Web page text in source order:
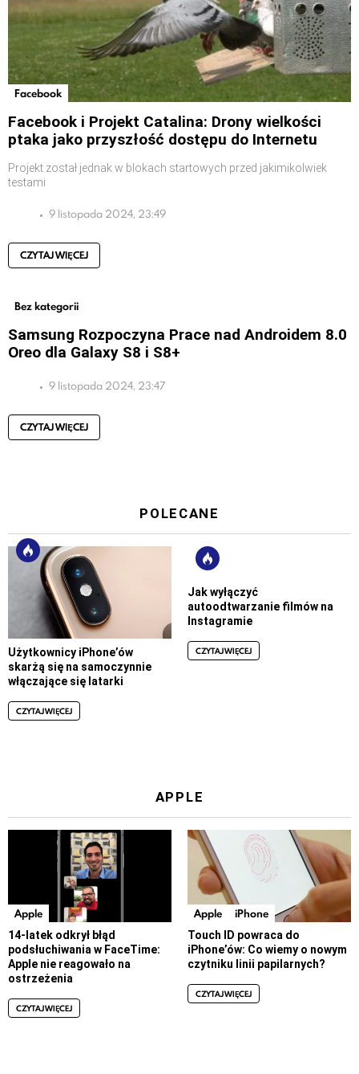
Facebook
Facebook i Projekt Catalina: Drony wielkości
ptaka jako przyszłość dostępu do Internetu
Projekt został jednak w blokach startowych przed jakimikolwiek
testami
9 listopada 2024, 23:49
CZYTAJ WIĘCEJ
Bez kategorii
Samsung Rozpoczyna Prace nad Androidem 8.0
Oreo dla Galaxy S8 i S8+
9 listopada 2024, 23:47
CZYTAJ WIĘCEJ
POLECANE
Użytkownicy iPhone’ów
skarżą się na samoczynnie
włączające się latarki
CZYTAJ WIĘCEJ
Jak wyłączyć
autoodtwarzanie filmów na
Instagramie
CZYTAJ WIĘCEJ
APPLE
Apple
14-latek odkrył błąd
podsłuchiwania w FaceTime:
Apple nie reagowało na
ostrzeżenia
CZYTAJ WIĘCEJ
Apple iPhone
Touch ID powraca do
iPhone’ów: Co wiemy o nowym
czytniku linii papilarnych?
CZYTAJ WIĘCEJ